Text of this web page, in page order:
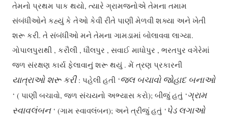
તેમનો પ્રથમ પાક થયો, ત્યારે ગ્રામજનોએ તેમના તમામ
સંબંધીઓને કહ્યું કે તેઓ કેવી રીતે પાણી મેળવી શક્યા અને ખેતી
શરૂ કરી. તે સંબંધીઓ મને તેમના ગામડામાં બોલાવવા લાગ્યા.
ગોપાલપુરાથી , કરૌલી , ધૌલપુર , સવાઈ માધોપુર , ભરતપુર વગેરેમાં
જળ સંરક્ષણ કાર્ય ફેલાવાનું શરૂ થયું . મેં ત્રણ પ્રકારની
યાત્રાઓ શરૂ કરી : પહેલી હતી ‘જલ બચાવો જોહાદ બનાઓ
‘ ( પાણી બચાવો, જળ સંચયનો અભ્યાસ કરો); બીજું હતું ‘ગ્રામ
સ્વાવલંબન ‘ (ગામ સ્વાવલંબન); અને ત્રીજું હતું ‘ પેડ લગાઓ